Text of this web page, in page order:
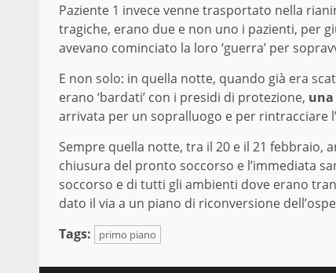
Paziente 1 invece venne trasportato nella
tragiche, erano due e non uno i pazienti, per
avevano cominciato la loro ‘guerra’ per
E non solo: in quella notte, quando già era
erano ‘bardati’ con i presidi di protezione,
arrivata per un sopralluogo e per rintracciare
Sempre quella notte, tra il 20 e il 21 febbraio,
chiusura del pronto soccorso e l’immediata
soccorso e di tutti gli ambienti dove erano
dato il via a un piano di riconversione
Tags:
primo piano